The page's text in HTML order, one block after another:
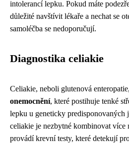
intolerancí lepku. Pokud máte
důležité navštívit lékaře a nechat se
samoléčba se nedoporučují.
Diagnostika celiakie
Celiakie, neboli glutenová
onemocnění, které postihuje tenké
lepku u geneticky predisponovaných
celiakie je nezbytné kombinovat více
provádí krevní testy, které detekují